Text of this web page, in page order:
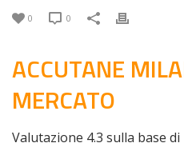
0 0
ACCUTANE
MERCATO
Valutazione 4.3 sulla base di